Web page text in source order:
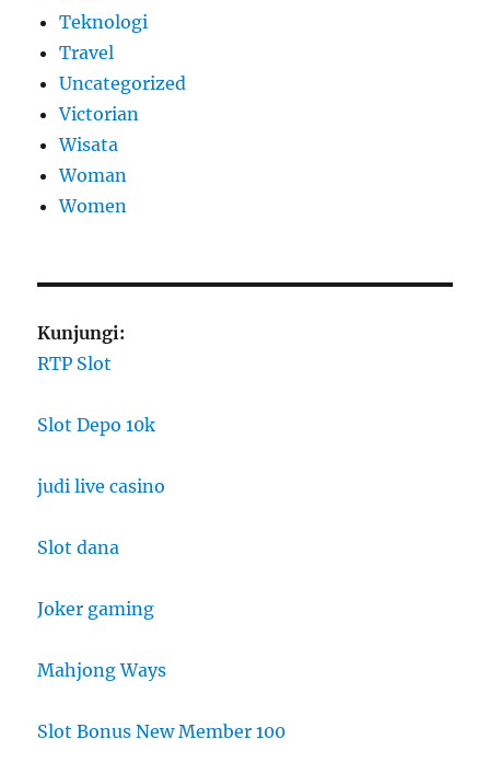
Teknologi
Travel
Uncategorized
Victorian
Wisata
Woman
Women
Kunjungi:
RTP Slot
Slot Depo 10k
judi live casino
Slot dana
Joker gaming
Mahjong Ways
Slot Bonus New Member 100